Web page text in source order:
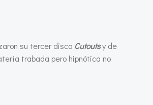
su tercer disco Cutoutsy de
trabada pero hipnótica no